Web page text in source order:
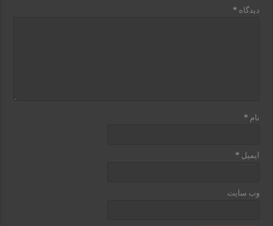
دیدگاه*
نام*
ایمیل*
وب‌ سایت